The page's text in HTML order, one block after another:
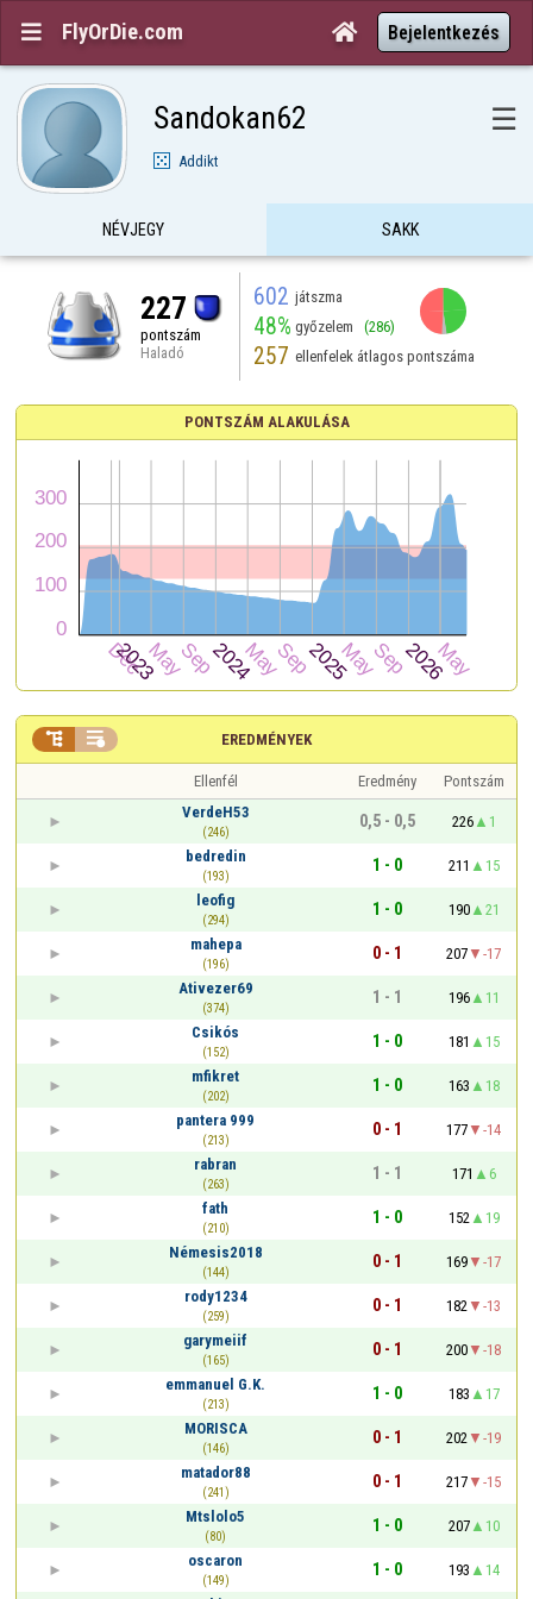
 FlyOrDie.com  Bejelentkezés
Sandokan62 ☰
Addikt
NÉVJEGY SAKK
227
pontszám
Haladó
602 játszma
48% győzelem (286)
257 ellenfelek átlagos pontszáma
PONTSZÁM ALAKULÁSA
EREDMÉNYEK
 
Ellenfél Eredmény
Pontszám
VerdeH53
(246)
0,5 - 0,5 226
1
bedredin
(193)
1 - 0 211
15
leofig
(294)
1 - 0 190
21
mahepa
(196)
0 - 1 207
-17
Ativezer69
(374)
1 - 1 196
11
Csikós
(152)
1 - 0 181
15
mfikret
(202)
1 - 0 163
18
pantera 999
(213)
0 - 1 177
-14
rabran
(263)
1 - 1 171
6
fath
(210)
1 - 0 152
19
Némesis2018
(144)
0 - 1 169
-17
rody1234
(259)
0 - 1 182
-13
garymeiif
(165)
0 - 1 200
-18
emmanuel G.K.
(213)
1 - 0 183
17
MORISCA
(146)
0 - 1 202
-19
matador88
(241)
0 - 1 217
-15
Mtslolo5
(80)
1 - 0 207
10
oscaron
(149)
1 - 0 193
14